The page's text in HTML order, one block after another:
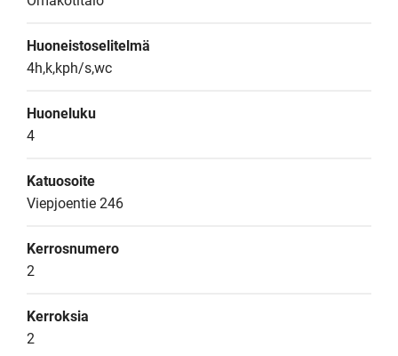
Huoneistoselitelmä
4h,k,kph/s,wc
Huoneluku
4
Katuosoite
Viepjoentie 246
Kerrosnumero
2
Kerroksia
2